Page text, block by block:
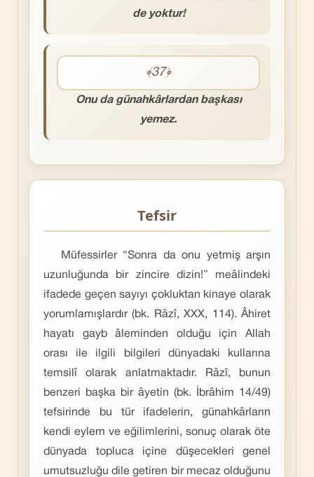
de yoktur!
﴾37﴿
Onu da günahkârlardan başkası
yemez.
Tefsir
Müfessirler “Sonra da onu yetmiş arşın
uzunluğunda bir zincire dizin!” meâlindeki
ifadede geçen sayıyı çokluktan kinaye olarak
yorumlamışlardır (bk. Râzî, XXX, 114). Âhiret
hayatı gayb âleminden olduğu için Allah
orası ile ilgili bilgileri dünyadaki kullarına
temsilî olarak anlatmaktadır. Râzî, bunun
benzeri başka bir âyetin (bk. İbrâhim 14/49)
tefsirinde bu tür ifadelerin, günahkârların
kendi eylem ve eğilimlerini, sonuç olarak öte
dünyada topluca içine düşecekleri genel
umutsuzluğu dile getiren bir mecaz olduğunu